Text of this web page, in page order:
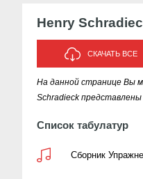
Henry
СКАЧАТЬ ВСЕ
На данной странице Вы
Schradieck
Список табулатур
Сборник